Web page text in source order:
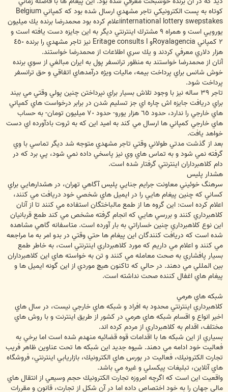
كوتاه به پست الكترونيكي تاجر مشهدي ارسال شده بود كه كمپاني Belgium
international lottery swepstakesاعلام كرده بود محمدرضا برنده يك ميليون
يورويي است و همراه ٩ مشترك اينترنتي ديگر به اين جايزه دست يافته است و
٢ كمپاني Royalagenciaو Eritage consults l نيز تاجر مشهدي را برنده ٤٥٠
هزار دلاري معرفي كردند و يك سري اطلاعات از محمدرضا خواستند.
آنان از محمدرضا خواستند به منظور ترانسفر پول به ايران مبالغي از سوي برنده
خوش شانس براي پرداخت بيمه، ماليات ويژه درآمدهاي اتفاقي و حق ترانسفر
پرداخت شود.
تاجر ٣٩ ساله نيز با وجود تلاش بسيار براي نپرداختن چنين پولي وقتي مي بيند
براي دريافت جايزه اش چاره اي جز تسليم شدن در برابر درخواست هاي كمپاني
هاي خارجي را ندارد، حدود ٦٥ هزار يورو- حدود ٧٠ ميليون تومان- به حساب
هاي خارجي كمپاني ها ارسال مي كند به اميد اين كه به ثروت بادآورده اي دست
خواهد يافت.
بعد از گذشت مدتي طولاني وقتي تاجر مشهدي متوجه شد ديگر تماسي با وي
گرفته نمي شود و به تماس هاي وي نيز پاسخي داده نمي شود، پي برد كه در
دام كلاهبرداران اينترنتي گرفتار شده است.
هشدار پليس
سرهنگ خوئيني معاونت جرايم جنايي پليس آگاهي تهران، در هشدارهايي براي
كساني كه چنين پيغام هايي را در ايميل هاي شخصي خود دريافت مي كنند،
اعلام كرده است: اين گروه ها از طمع مالباختگان استفاده مي كنند تا از آنان
كلاهبرداري كنند و بررسي هايي كه انجام گرفته مشخص مي كند طمع قربانيان
اين نوع كلاهبرداري چنين خساراتي به بار آورده است. متاسفانه گاهي مشاهده
شده است كه دريافت كنندگان اين پيغام ها حتي وقتي در بدو امر به ما مراجعه
مي كنند و اعلام مي داريم كه مورد كلاهبرداري اينترنتي است، به خاطر طمع
بسيار پافشاري به صحت معامله مي كنند و تن به خواسته هاي اين كلاهبرداران
بين المللي مي دهند. در حالي كه تاكنون هيچ موردي از اين گونه ايميل ها و
پيغام هاي اغفال كننده صحت نداشته است.
شبكه هاي هرمي
كلاهبرداري اينترنتي محدود به افراد و شبكه هاي خارجي نيست، در سال هاي
اخير انواع و اقسام شبكه هاي هرمي در كشور از طريق اينترنت و با روش هاي
مختلف، اقدام به كلاهبرداري از مردم كرده اند.
بسياري از اين شبكه ها با اقدامات قوه قضائيه منهدم شده است اما برخي به
فعاليت خود ادامه مي دهند. شيوه جديد اين شبكه ها تحت عناوين ظاهر فريب
تجارت الكترونيك، فعاليت در بورس هاي الكترونيك، بازاريابي اينترنتي، فروشگاه
هاي آنلاين، تبليغات پيكسلي و غيره مي باشد.
واقعيت اين است كه اگرچه امروزه تجارت الكترونيك حجم وسيعي از انتقال هاي
مالي جهان را به خود اختصاص داده اما در آن شكل از تجارت، قانون و مقررات